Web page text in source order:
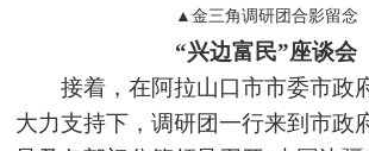
▲金三角调研团合影留念
“兴边富民”座谈会
接着，在阿拉山口市市委市政
大力支持下，调研团一行来到市政